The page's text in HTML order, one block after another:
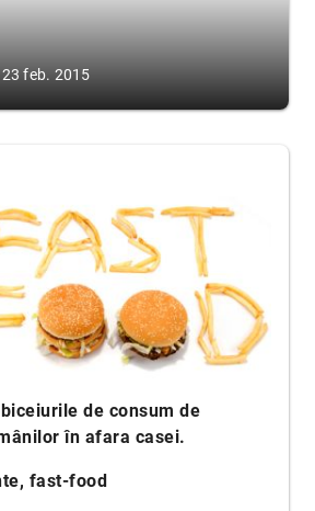
23 feb. 2015
de consum de
în afara casei.
fast-food